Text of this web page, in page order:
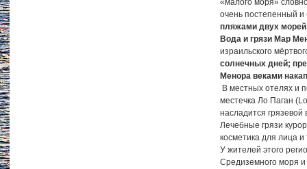
«малого моря»
очень постепенный
пляжами двух
Вода и грязи Мар
израильского
солнечных дней;
Менора веками
В местных отелях и
местечка Ло Паган
насладится грязевой
Лечебные грязи
косметика для лица и
У жителей этого
Средиземного моря